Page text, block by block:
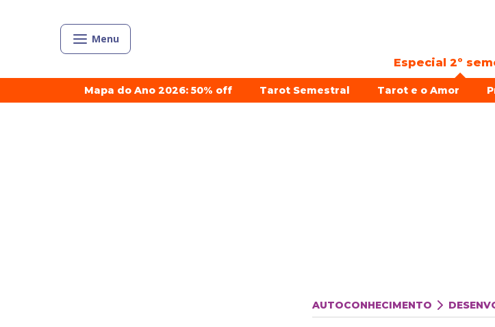
Menu
Especial 2º
Mapa do Ano 2026: 50% off Tarot Semestral Tarot e o Amor
AUTOCONHECIMENTO